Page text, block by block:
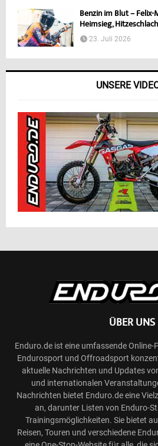
Benzin im Blut –
Heimsieg,
23. Juli 2026
UNSERE
ÜBER UNS
Enduro.de ist eine umfassende
Endurosport und Offroadsport
aktuelle Nachrichten und Updates
und internationalen
Nachrichten bietet Enduro.de eine
an, darunter Listen von Enduro-
Trainingsmöglichkeiten. Sie bietet
Reisen, Touren und verschiedene